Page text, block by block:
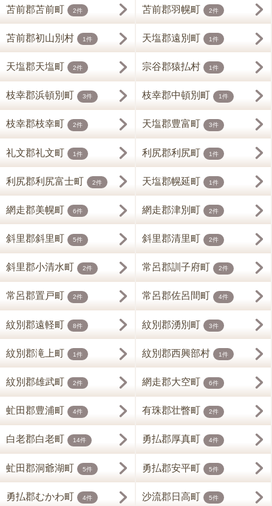
苫前郡苫前町 2件 苫前郡羽幌町 2件
苫前郡初山別村 1件 天塩郡遠別町 1件
天塩郡天塩町 2件 宗谷郡猿払村 1件
枝幸郡浜頓別町 3件 枝幸郡中頓別町 1件
枝幸郡枝幸町 2件 天塩郡豊富町 3件
礼文郡礼文町 1件 利尻郡利尻町 1件
利尻郡利尻富士町 2件 天塩郡幌延町 1件
網走郡美幌町 6件 網走郡津別町 2件
斜里郡斜里町 5件 斜里郡清里町 2件
斜里郡小清水町 2件 常呂郡訓子府町 2件
常呂郡置戸町 2件 常呂郡佐呂間町 4件
紋別郡遠軽町 8件 紋別郡湧別町 3件
紋別郡滝上町 1件 紋別郡西興部村 1件
紋別郡雄武町 2件 網走郡大空町 6件
虻田郡豊浦町 4件 有珠郡壮瞥町 2件
白老郡白老町 14件 勇払郡厚真町 4件
虻田郡洞爺湖町 5件 勇払郡安平町 5件
勇払郡むかわ町 4件 沙流郡日高町 5件